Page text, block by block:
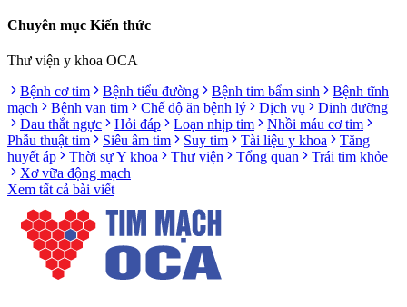
Chuyên mục Kiến thức
Thư viện y khoa OCA
Bệnh cơ tim
Bệnh tiểu đường Bệnh tim bẩm sinh
Bệnh tĩnh
mạch
Bệnh van tim Chế độ ăn bệnh lý Dịch vụ
Dinh dưỡng
Đau thắt ngực
Hỏi đáp Loạn nhịp tim
Nhồi máu cơ tim
Phẫu thuật tim
Siêu âm tim Suy tim Tài liệu y khoa
Tăng
huyết áp
Thời sự Y khoa Thư viện Tổng quan
Trái tim khỏe
Xơ vữa động mạch
Xem tất cả bài viết